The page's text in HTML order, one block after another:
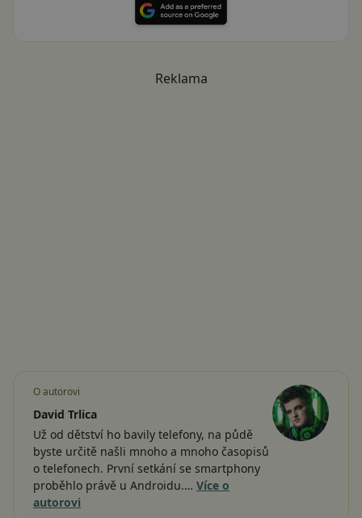
Reklama
O autorovi
David Trlica
Už od dětství ho bavily telefony, na půdě
byste určitě našli mnoho a mnoho časopisů
o telefonech. První setkání se smartphony
proběhlo právě u Androidu.… Více o
autorovi